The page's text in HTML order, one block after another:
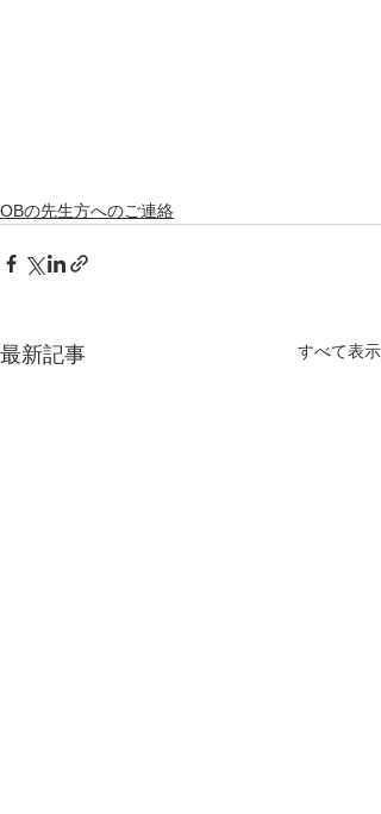
OBの先生方へのご連絡
最新記事 すべて表示